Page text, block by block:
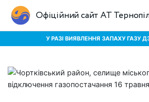
Офіційний сайт АТ
У РАЗІ ВИЯВЛЕННЯ ЗАПАХУ ГАЗУ